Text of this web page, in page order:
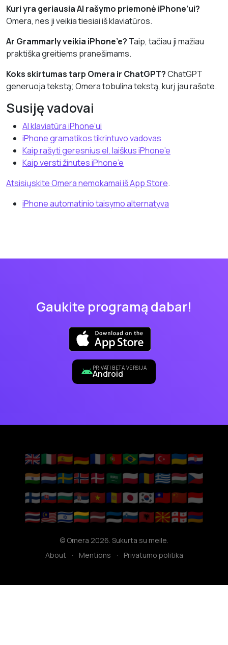
Kuri yra geriausia AI rašymo priemonė iPhone’ui?
Omera, nes ji veikia tiesiai iš klaviatūros.
Ar Grammarly veikia iPhone’e? Taip, tačiau ji mažiau
praktiška greitiems pranešimams.
Koks skirtumas tarp Omera ir ChatGPT?ChatGPT
generuoja tekstą; Omera tobulina tekstą, kurį jau rašote.
Susiję vadovai
AI klaviatūra iPhone’ui
iPhone gramatikos tikrintuvo vadovas
Kaip rašyti geresnius el. laiškus iPhone’e
Kaip versti žinutes iPhone’e
Atsisiųskite Omera nemokamai iš App Store.
iPhone automatinio taisymo alternatyva
Gaukite programą dabar!
PRIVATI BETA VERSIJA
Android
🇬🇧🇮🇹🇪🇸🇩🇪🇫🇷🇵🇹🇧🇷🇷🇺🇹🇷🇺🇦🇭🇷
🇮🇳🇳🇱🇸🇪🇳🇴🇩🇰🇸🇦🇵🇱🇷🇴🇬🇷🇭🇺🇨🇿
🇫🇮🇸🇰🇧🇬🇷🇸🇻🇳🇦🇩🇯🇵🇰🇷🇹🇼🇨🇳🇮🇩
🇹🇭🇲🇾🇮🇱🇱🇹🇱🇻🇪🇪🇸🇮🇦🇱🇲🇰🇬🇪🇦🇲
© Omera 2026. Sukurta su meile.
About
· Mentions · Privatumo politika